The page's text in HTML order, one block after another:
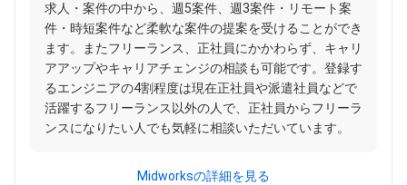
求人・案件の中から、週5案件、週3案件・リモート案
件・時短案件など柔軟な案件の提案を受けることができ
ます。またフリーランス、正社員にかかわらず、キャリ
アアップやキャリアチェンジの相談も可能です。登録す
るエンジニアの4割程度は現在正社員や派遣社員などで
活躍するフリーランス以外の人で、正社員からフリーラ
ンスになりたい人でも気軽に相談いただいています。
Midworksの詳細を見る